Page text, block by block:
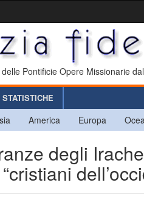
Pontificie Opere Missionarie
STATISTICHE
America Europa
degli